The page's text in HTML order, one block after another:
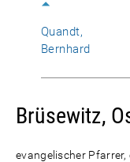
Quandt,
Bernhard
Brüsewitz,
evangelischer